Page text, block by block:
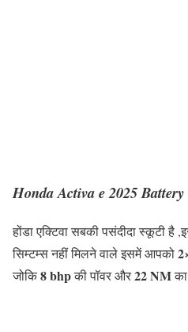
Honda Activa e 2025 Battery
होंडा एक्टिवा सबकी पसंदीदा स्कूटी है
सिम्टम्स नहीं मिलने वाले इसमें आपको
जोकि8 bhpकी पॉवर और22 NM